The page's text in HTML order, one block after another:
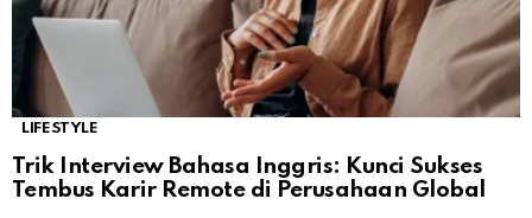
LIFESTYLE
Trik Interview Bahasa Inggris: Kunci Sukses
Tembus Karir Remote di Perusahaan Global